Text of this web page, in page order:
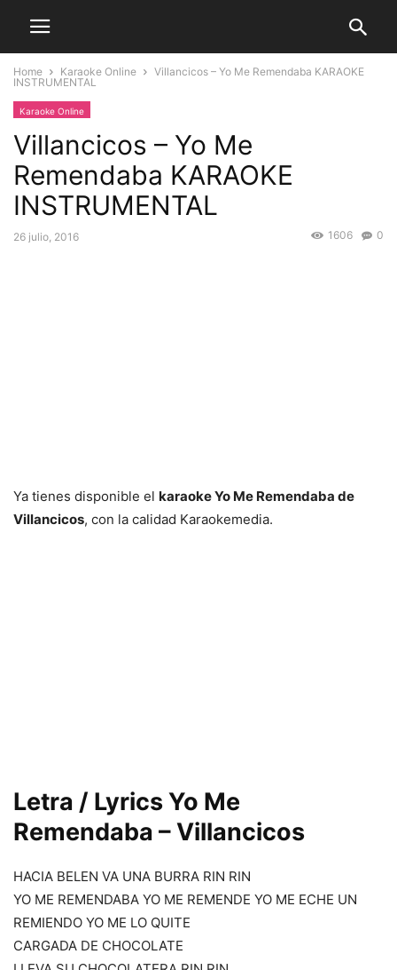
Home Karaoke Online
Villancicos – Yo Me Remendaba KARAOKE
INSTRUMENTAL
Karaoke Online
Villancicos – Yo Me
Remendaba KARAOKE
INSTRUMENTAL
26 julio, 2016 0
1606
Ya tienes disponible el karaoke Yo Me Remendaba de
Villancicos, con la calidad Karaokemedia.
Letra / Lyrics Yo Me
Remendaba – Villancicos
HACIA BELEN VA UNA BURRA RIN RIN
YO ME REMENDABA YO ME REMENDE YO ME ECHE UN
REMIENDO YO ME LO QUITE
CARGADA DE CHOCOLATE